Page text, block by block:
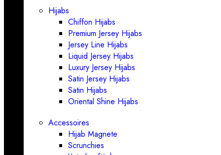
Hijabs
Chiffon Hijabs
Premium Jersey Hijabs
Jersey Line Hijabs
Liquid Jersey Hijabs
Luxury Jersey Hijabs
Satin Jersey Hijabs
Satin Hijabs
Oriental Shine Hijabs
Accessoires
Hijab Magnete
Scrunchies